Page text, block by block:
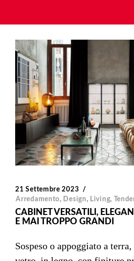
21 Settembre 2023
Arredamento, Design, Living,
CABINET VERSATILI,
E MAI TROPPO GRANDI
Sospeso o appoggiato a